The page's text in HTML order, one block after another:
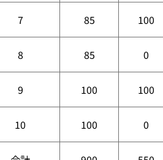
7 85 100
8 85 0
9 100 100
10 100 0